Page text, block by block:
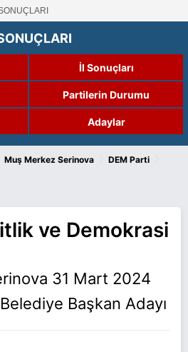
İl Sonuçları
Partilerin Durumu
Adaylar
Muş Merkez Serinova DEM Parti
ve Demokrasi
31 Mart 2024
Başkan Adayı